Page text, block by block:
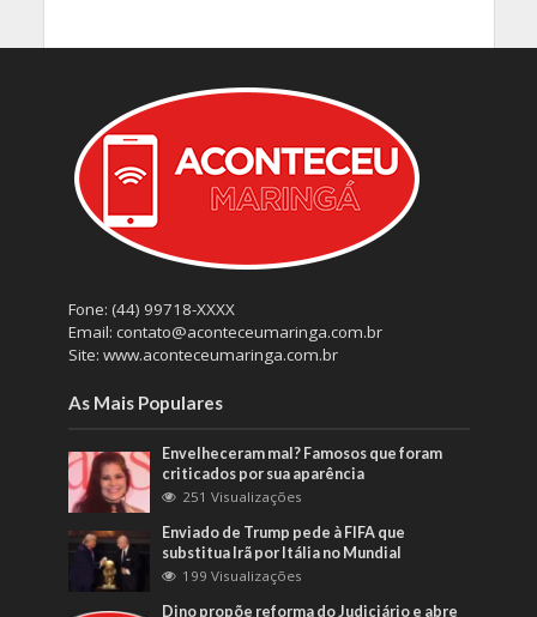
Fone: (44) 99718-XXXX
Email: contato@aconteceumaringa.com.br
Site: www.aconteceumaringa.com.br
As Mais Populares
Envelheceram mal? Famosos que foram
criticados por sua aparência
251 Visualizações
Enviado de Trump pede à FIFA que
substitua Irã por Itália no Mundial
199 Visualizações
Dino propõe reforma do Judiciário e abre